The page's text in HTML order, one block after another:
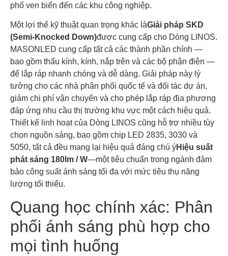
phố ven biển đến các khu công nghiệp.
Một lợi thế kỹ thuật quan trọng khác làGiải pháp SKD
(Semi-Knocked Down)được cung cấp cho Dòng LINOS.
MASONLED cung cấp tất cả các thành phần chính —
bao gồm thấu kính, kính, nắp trên và các bộ phận điện —
để lắp ráp nhanh chóng và dễ dàng. Giải pháp này lý
tưởng cho các nhà phân phối quốc tế và đối tác dự án,
giảm chi phí vận chuyển và cho phép lắp ráp địa phương
đáp ứng nhu cầu thị trường khu vực một cách hiệu quả.
Thiết kế linh hoạt của Dòng LINOS cũng hỗ trợ nhiều tùy
chọn nguồn sáng, bao gồm chip LED 2835, 3030 và
5050, tất cả đều mang lại hiệu quả đáng chú ýHiệu suất
phát sáng 180lm / W—một tiêu chuẩn trong ngành đảm
bảo công suất ánh sáng tối đa với mức tiêu thụ năng
lượng tối thiểu.
Quang học chính xác: Phân
phối ánh sáng phù hợp cho
mọi tình huống